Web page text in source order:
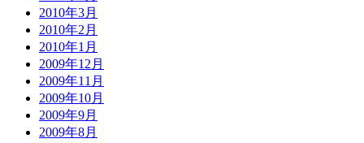
2010年3月
2010年2月
2010年1月
2009年12月
2009年11月
2009年10月
2009年9月
2009年8月